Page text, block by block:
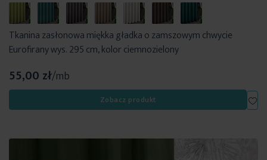
Tkanina zasłonowa miękka gładka o zamszowym chwycie
Eurofirany wys. 295 cm, kolor ciemnozielony
55,00 zł/mb
Zobacz produkt